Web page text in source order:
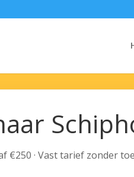
€250 · Vast tarief zonder